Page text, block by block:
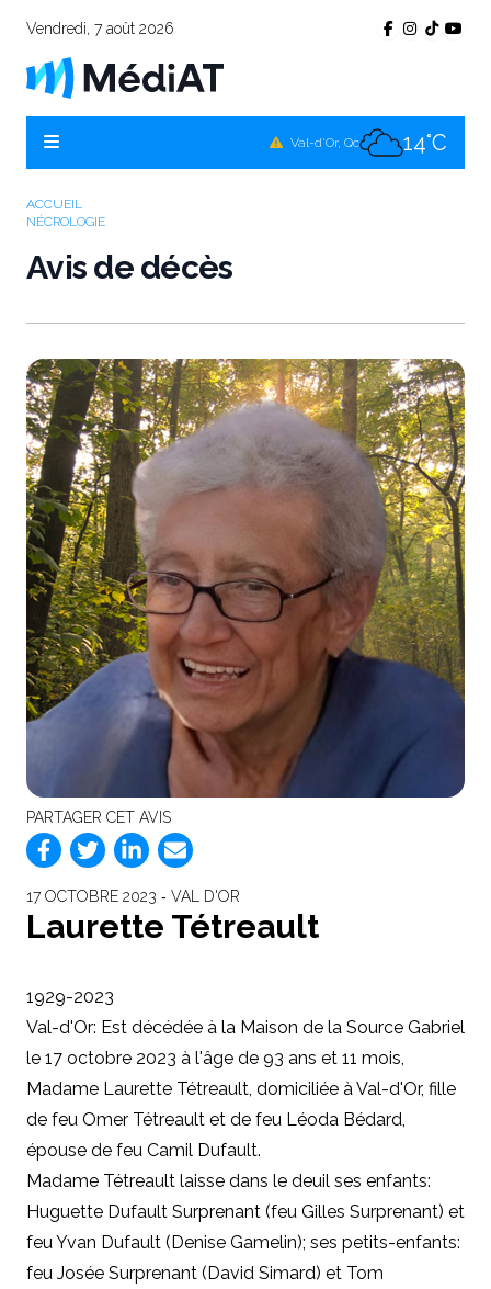
Vendredi, 7 août 2026
Val-d'Or, Qc 14°C
ACCUEIL
NÉCROLOGIE
Avis de décès
PARTAGER CET AVIS
17 OCTOBRE 2023 ‐ VAL D'OR
Laurette Tétreault
1929-2023
Val-d'Or: Est décédée à la Maison de la Source Gabriel
le 17 octobre 2023 à l'âge de 93 ans et 11 mois,
Madame Laurette Tétreault, domiciliée à Val-d'Or, fille
de feu Omer Tétreault et de feu Léoda Bédard,
épouse de feu Camil Dufault.
Madame Tétreault laisse dans le deuil ses enfants:
Huguette Dufault Surprenant (feu Gilles Surprenant) et
feu Yvan Dufault (Denise Gamelin); ses petits-enfants:
feu Josée Surprenant (David Simard) et Tom